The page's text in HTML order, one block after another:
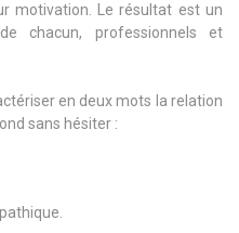
motivation. Le résultat est un
chacun, professionnels et
en deux mots la relation
sans hésiter :